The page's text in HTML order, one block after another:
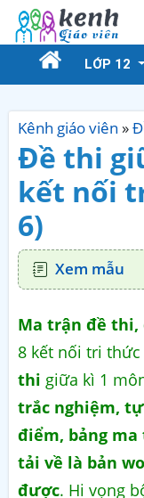
LỚP 12
Kênh giáo viên »
Đề thi
kết nối
6)
Xem mẫu
Ma trận đề
8 kết nối tri
thi giữa kì 1
trắc nghiệm,
điểm, bảng ma
tải về là bản
được. Hi vọng